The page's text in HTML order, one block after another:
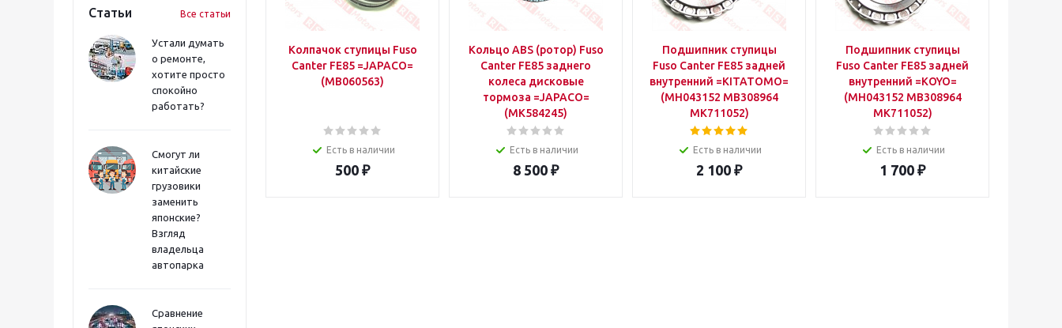
Статьи Все статьи
Устали думать
о ремонте,
хотите просто
спокойно
работать?
Смогут ли
китайские
грузовики
заменить
японские?
Взгляд
владельца
автопарка
Сравнение
Колпачок ступицы Fuso
Canter FE85 =JAPACO=
(MB060563)
Есть в наличии
500 ₽
Кольцо ABS (ротор) Fuso
Canter FE85 заднего
колеса дисковые
тормоза =JAPACO=
(MK584245)
Есть в наличии
8 500 ₽
Подшипник ступицы
Fuso Canter FE85 задней
внутренний =KITATOMO=
(MH043152 MB308964
MK711052)
Есть в наличии
2 100 ₽
Подшипник ступицы
Fuso Canter FE85 задней
внутренний =KOYO=
(MH043152 MB308964
MK711052)
Есть в наличии
1 700 ₽